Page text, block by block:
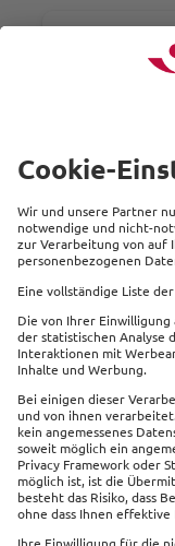
Beliebte Produkte
Service
Links
Impressum
Cookie
Vertrag